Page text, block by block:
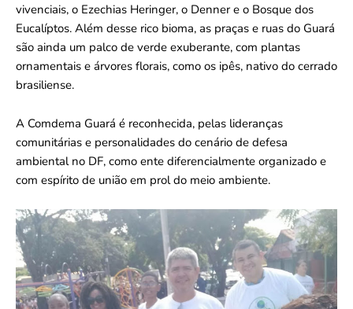
vivenciais, o Ezechias Heringer, o Denner e o Bosque dos
Eucalíptos. Além desse rico bioma, as praças e ruas do Guará
são ainda um palco de verde exuberante, com plantas
ornamentais e árvores florais, como os ipês, nativo do cerrado
brasiliense.
A Comdema Guará é reconhecida, pelas lideranças
comunitárias e personalidades do cenário de defesa
ambiental no DF, como ente diferencialmente organizado e
com espírito de união em prol do meio ambiente.